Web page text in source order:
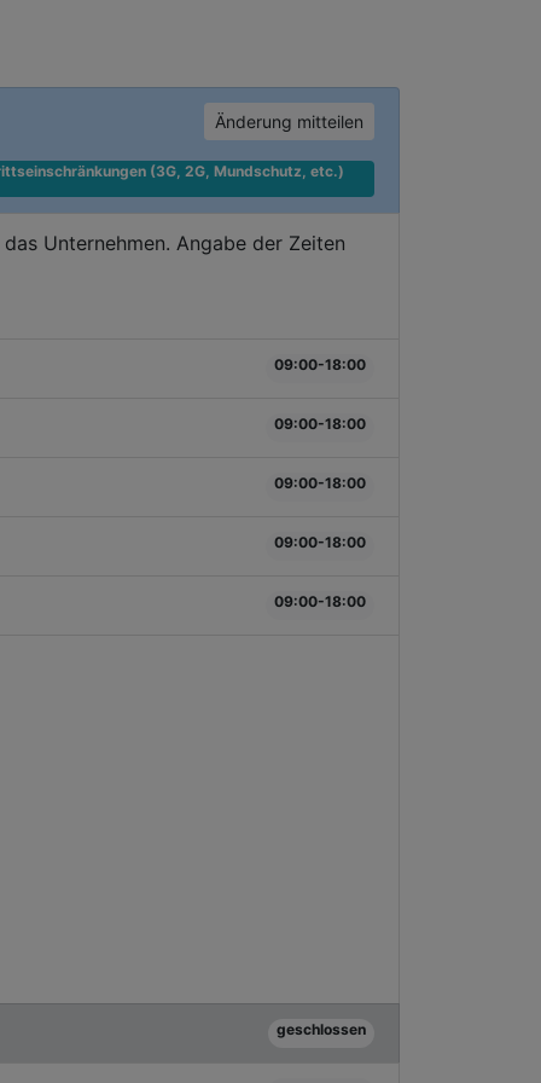
Änderung mitteilen
(3G, 2G, Mundschutz, etc.)
Unternehmen. Angabe der Zeiten
09:00-18:00
09:00-18:00
09:00-18:00
09:00-18:00
09:00-18:00
geschlossen